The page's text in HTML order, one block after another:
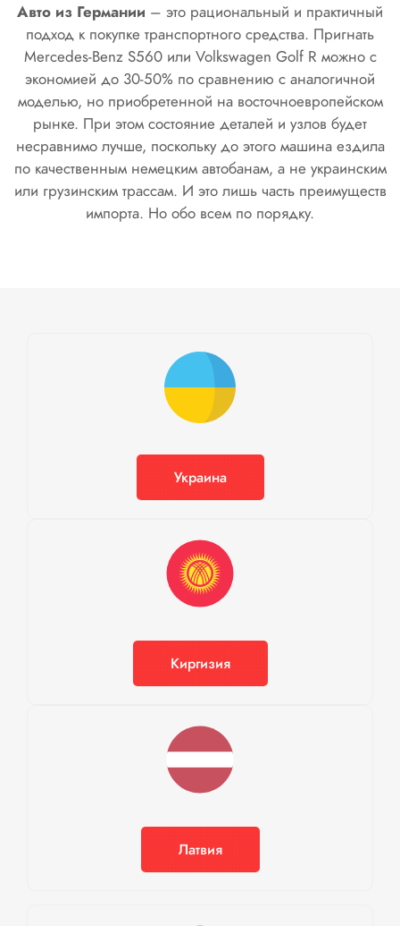
Авто из Германии – это рациональный и практичный
подход к покупке транспортного средства. Пригнать
Mercedes-Benz S560 или Volkswagen Golf R можно с
экономией до 30-50% по сравнению с аналогичной
моделью, но приобретенной на восточноевропейском
рынке. При этом состояние деталей и узлов будет
несравнимо лучше, поскольку до этого машина ездила
по качественным немецким автобанам, а не украинским
или грузинским трассам. И это лишь часть преимуществ
импорта. Но обо всем по порядку.
Украина
Киргизия
Латвия